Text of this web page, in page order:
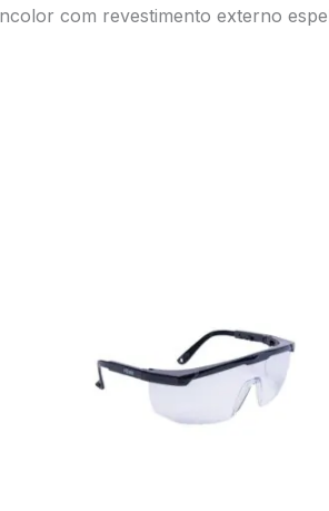
com revestimento externo